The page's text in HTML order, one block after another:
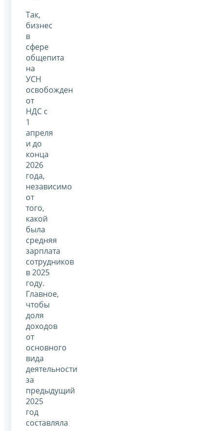
Так,
бизнес
в
сфере
общепита
на
УСН
освобожден
от
НДС с
1
апреля
и до
конца
2026
года,
независимо
от
того,
какой
была
средняя
зарплата
сотрудников
в 2025
году.
Главное,
чтобы
доля
доходов
от
основного
вида
деятельности
за
предыдущий
2025
год
составляла